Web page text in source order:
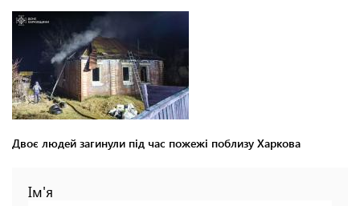
Двоє людей загинули під час пожежі поблизу Харкова
Ім'я